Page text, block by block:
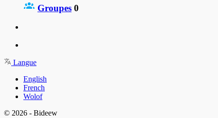
Groupes 0
Langue
English
French
Wolof
© 2026 - Bideew